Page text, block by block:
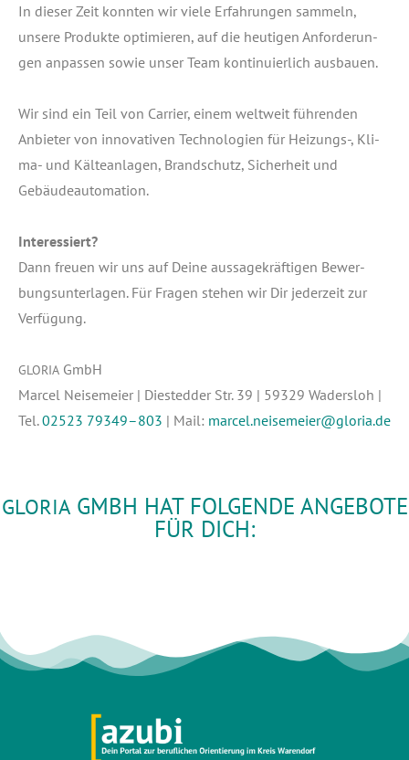
In die­ser Zeit konn­ten wir vie­le Erfah­run­gen sam­meln,
unse­re Pro­duk­te opti­mie­ren, auf die heu­ti­gen Anfor­de­run­
gen anpas­sen sowie unser Team kon­ti­nu­ier­lich ausbauen.
Wir sind ein Teil von Car­ri­er, einem welt­weit füh­ren­den
Anbie­ter von inno­va­ti­ven Tech­no­lo­gien für Heizungs‑, Kli­
ma- und Käl­te­an­la­gen, Brand­schutz, Sicher­heit und
Gebäudeautomation.
Inter­es­siert?
Dann freu­en wir uns auf Dei­ne aus­sa­ge­kräf­ti­gen Bewer­
bungs­un­ter­la­gen. Für Fra­gen ste­hen wir Dir jeder­zeit zur
Verfügung.
GLORIA GmbH
Mar­cel Nei­se­mei­er | Dies­ted­der Str. 39 | 59329 Waders­loh |
Tel.02523 79349–803 | Mail: marcel.neisemeier@gloria.de
GLORIAGMBH HAT FOLGENDE ANGEBOTE
FÜR DICH: